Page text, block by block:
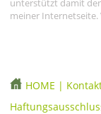
unterstützt damit
meiner Internetseite.
HOME |